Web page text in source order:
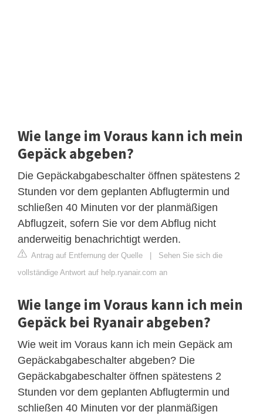
Wie lange im Voraus kann ich mein
Gepäck abgeben?
Die Gepäckabgabeschalter öffnen spätestens 2
Stunden vor dem geplanten Abflugtermin und
schließen 40 Minuten vor der planmäßigen
Abflugzeit, sofern Sie vor dem Abflug nicht
anderweitig benachrichtigt werden.
Antrag auf Entfernung der Quelle
Sehen Sie sich die
vollständige Antwort auf help.ryanair.com an
Wie lange im Voraus kann ich mein
Gepäck bei Ryanair abgeben?
Wie weit im Voraus kann ich mein Gepäck am
Gepäckabgabeschalter abgeben? Die
Gepäckabgabeschalter öffnen spätestens 2
Stunden vor dem geplanten Abflugtermin und
schließen 40 Minuten vor der planmäßigen